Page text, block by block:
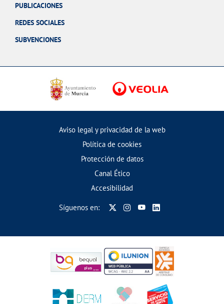
PUBLICACIONES
REDES SOCIALES
SUBVENCIONES
Aviso legal y privacidad de la web
Política de cookies
Protección de datos
Canal Ético
Accesibilidad
Síguenos en: